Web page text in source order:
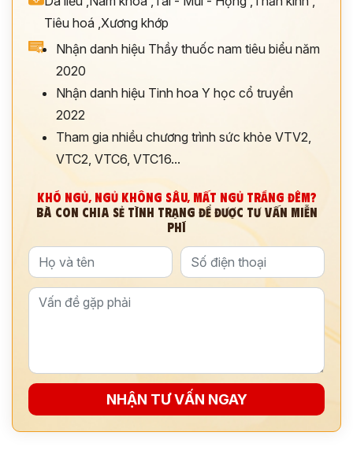
Tiêu hoá ,Xương khớp
Nhận danh hiệu Thầy thuốc nam tiêu biểu năm
2020
Nhận danh hiệu Tinh hoa Y học cổ truyền
2022
Tham gia nhiều chương trình sức khỏe VTV2,
VTC2, VTC6, VTC16...
KHÓ NGỦ, NGỦ KHÔNG SÂU, MẤT NGỦ TRẮNG ĐÊM?
BÀ CON CHIA SẺ TÌNH TRẠNG ĐỂ ĐƯỢC TƯ VẤN MIỄN
PHÍ
NHẬN TƯ VẤN NGAY
Thông tin của bạn được bảo mật và chỉ sử dụng cho mục đích tư vấn.